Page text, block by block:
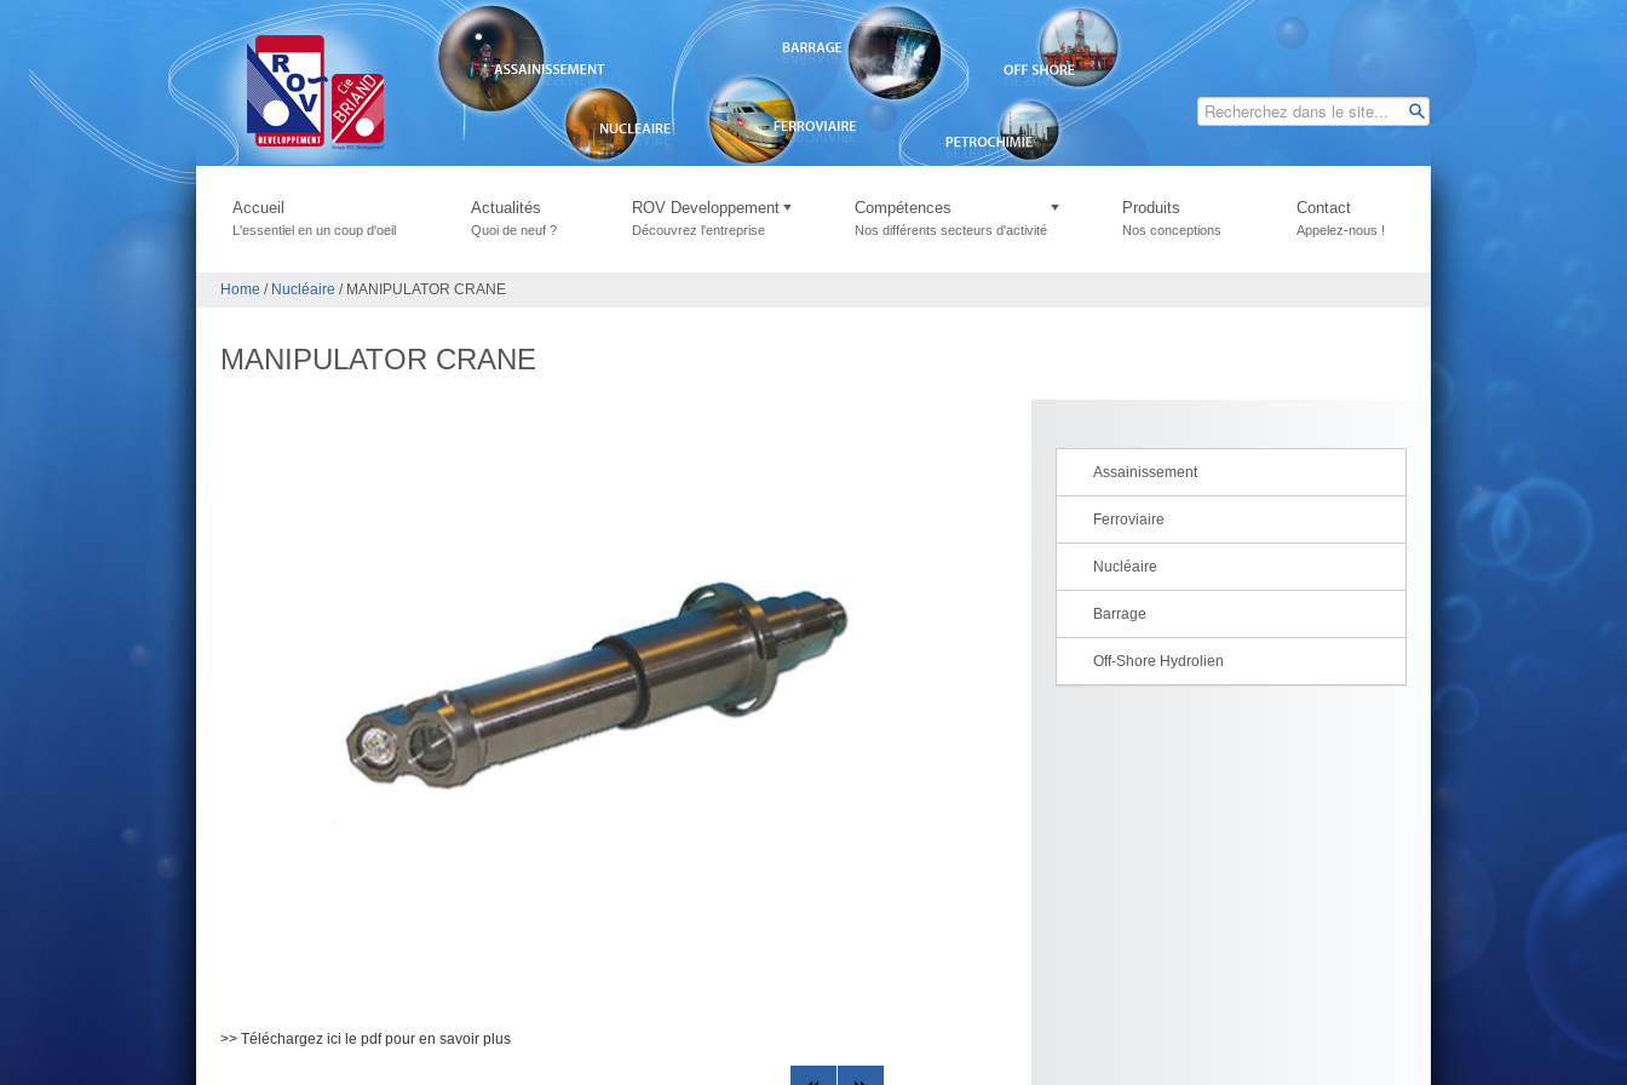
Accueil
L'essentiel en un coup d'oeil
Actualités
Quoi de neuf ?
ROV Developpement
Découvrez l'entreprise
Compétences
Nos différents secteurs d'activité
Produits
Nos conceptions
Contact
Appelez-nous !
Home / Nucléaire / MANIPULATOR CRANE
MANIPULATOR CRANE
>> Téléchargez ici le pdf pour en savoir plus
Assainissement
Ferroviaire
Nucléaire
Barrage
Off-Shore Hydrolien